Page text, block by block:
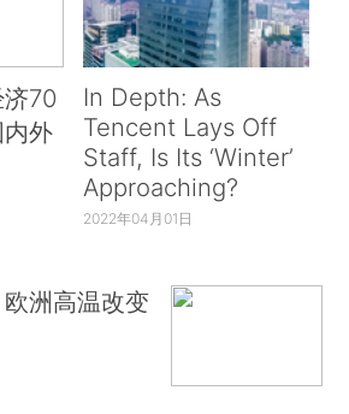
70
外
In Depth: As
Tencent Lays Off
Staff, Is Its ‘Winter’
Approaching?
2022年04月01日
洲高温改变